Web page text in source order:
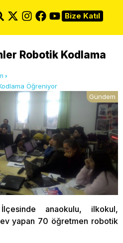
Bize Katıl
Robotik Kodlama
Öğreniyor
Gündem
anaokulu, ilkokul,
yapan 70 öğretmen robotik